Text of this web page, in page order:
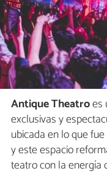
Antique Theatroes
exclusivas y
ubicada en lo que
y este espacio
teatro con la energía